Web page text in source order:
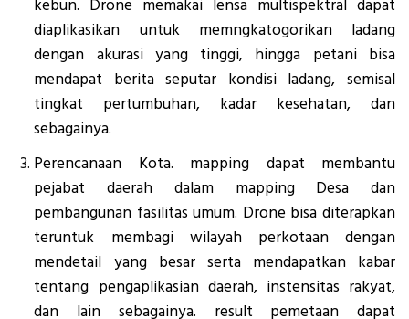
kebun. Drone memakai lensa multispektral dapat
diaplikasikan untuk memngkatogorikan ladang
dengan akurasi yang tinggi, hingga petani bisa
mendapat berita seputar kondisi ladang, semisal
tingkat pertumbuhan, kadar kesehatan, dan
sebagainya.
Perencanaan Kota. mapping dapat membantu
pejabat daerah dalam mapping Desa dan
pembangunan fasilitas umum. Drone bisa diterapkan
teruntuk membagi wilayah perkotaan dengan
mendetail yang besar serta mendapatkan kabar
tentang pengaplikasian daerah, instensitas rakyat,
dan lain sebagainya. result pemetaan dapat